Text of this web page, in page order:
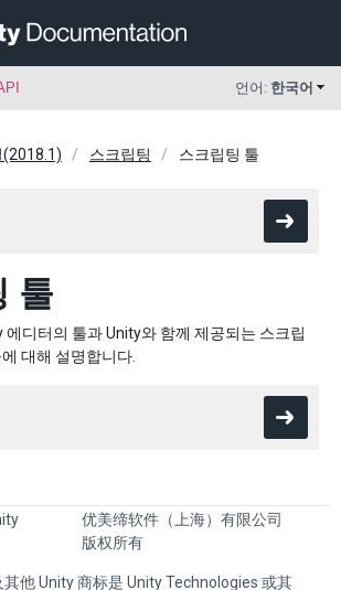
언어: 한국어
스크립팅 스크립팅 툴
툴
에디터의 툴과 Unity와 함께 제공되는 스크립
대해 설명합니다.
优美缔软件（上海）有限公司
版权所有
他 Unity 商标是 Unity Technologies 或其